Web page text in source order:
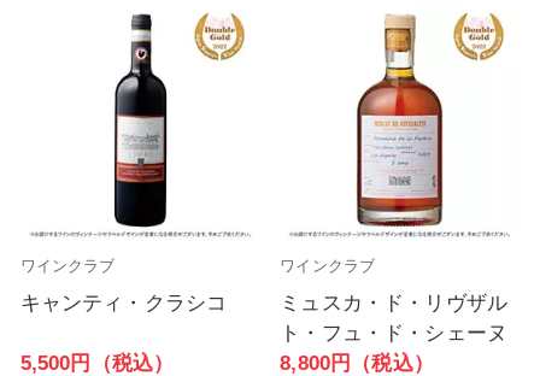
ワインクラブ
キャンティ・クラシコ
5,500円（税込）
ワインクラブ
ミュスカ・ド・リヴザル
ト・フュ・ド・シェーヌ
8,800円（税込）